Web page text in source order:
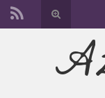
החלף
טופס